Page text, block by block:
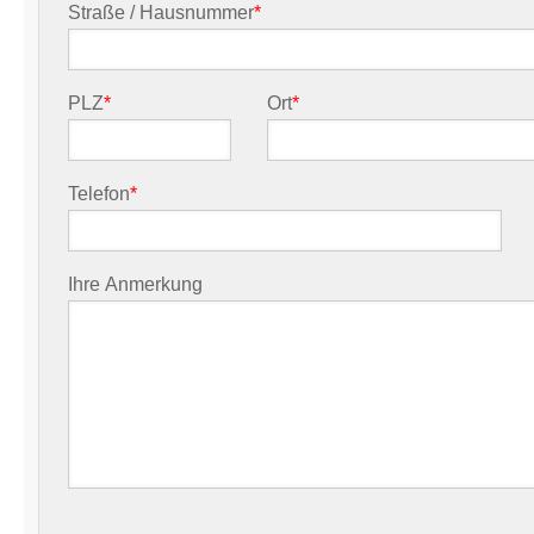
Straße / Hausnummer*
PLZ* Ort*
Telefon*
Ihre Anmerkung